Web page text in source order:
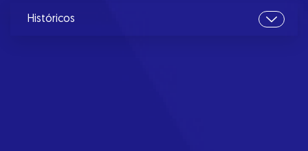
Históricos